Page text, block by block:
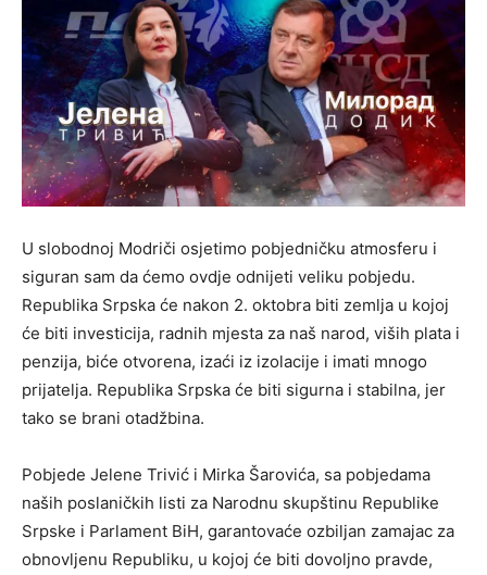
U slobodnoj Modriči osjetimo pobjedničku atmosferu i
siguran sam da ćemo ovdje odnijeti veliku pobjedu.
Republika Srpska će nakon 2. oktobra biti zemlja u kojoj
će biti investicija, radnih mjesta za naš narod, viših plata i
penzija, biće otvorena, izaći iz izolacije i imati mnogo
prijatelja. Republika Srpska će biti sigurna i stabilna, jer
tako se brani otadžbina.
Pobjede Jelene Trivić i Mirka Šarovića, sa pobjedama
naših poslaničkih listi za Narodnu skupštinu Republike
Srpske i Parlament BiH, garantovaće ozbiljan zamajac za
obnovljenu Republiku, u kojoj će biti dovoljno pravde,